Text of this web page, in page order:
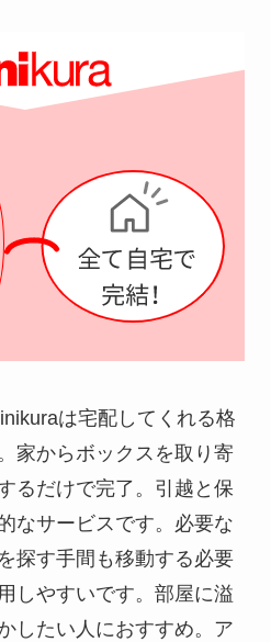
は宅配してくれる格
家からボックスを取り寄
るだけで完了。引越と保
なサービスです。必要な
探す手間も移動する必要
しやすいです。部屋に溢
したい人におすすめ。ア